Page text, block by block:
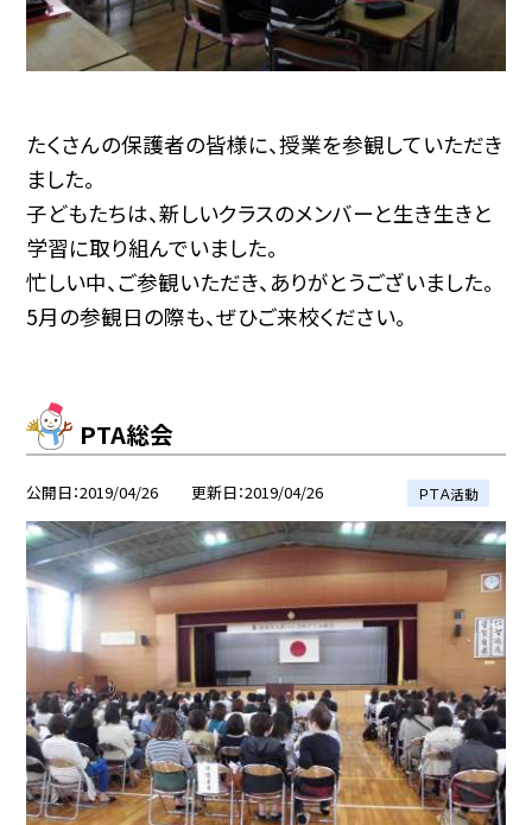
たくさんの保護者の皆様に、授業を参観していただき
ました。
子どもたちは、新しいクラスのメンバーと生き生きと
学習に取り組んでいました。
忙しい中、ご参観いただき、ありがとうございました。
5月の参観日の際も、ぜひご来校ください。
PTA総会
公開日 2019/04/26 更新日 2019/04/26 ＰＴＡ活動